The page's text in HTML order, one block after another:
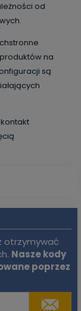
od
na
są
otrzymywać
Nasze kody
poprzez